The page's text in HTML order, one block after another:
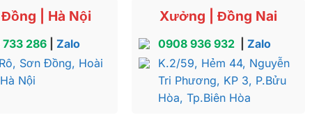
Tần. Những
lại cảm
| Hà Nội
286 |Zalo
Sơn Đồng, Hoài
Nội
Xưởng | Đồng Nai
0908 936 932
Zalo
K.2/59, Hẻm 44, Nguyễn
Tri Phương, KP 3, P.Bửu
Hòa, Tp.Biên Hòa